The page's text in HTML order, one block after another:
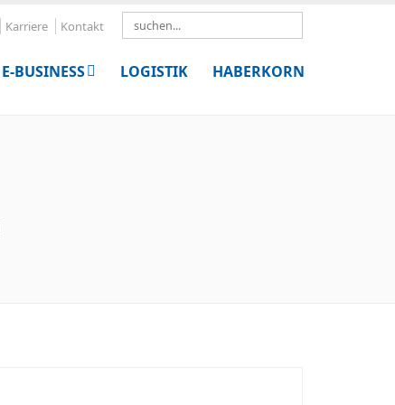
Karriere Kontakt
E-BUSINESS LOGISTIK HABERKORN